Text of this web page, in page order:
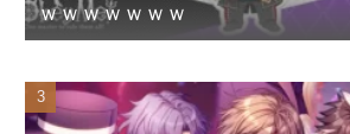
ｗｗｗｗｗｗｗ